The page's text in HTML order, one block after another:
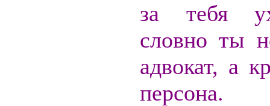
за тебя
словно ты
адвокат, а